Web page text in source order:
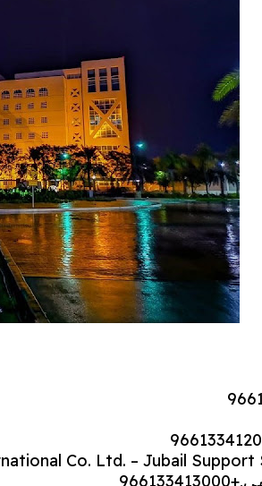
Co. Ltd. – Jubail Support